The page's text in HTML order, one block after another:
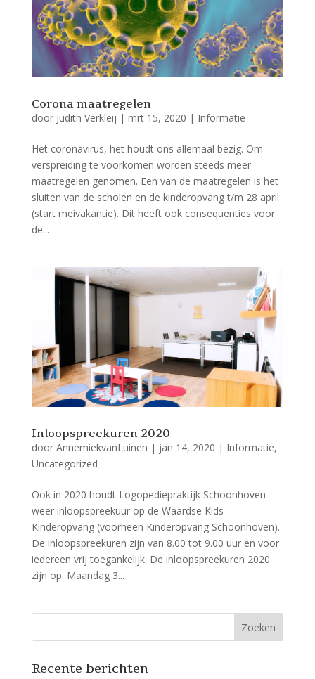
Corona maatregelen
door Judith Verkleij | mrt 15, 2020 | Informatie
Het coronavirus, het houdt ons allemaal bezig. Om
verspreiding te voorkomen worden steeds meer
maatregelen genomen. Een van de maatregelen is het
sluiten van de scholen en de kinderopvang t/m 28 april
(start meivakantie). Dit heeft ook consequenties voor
de...
Inloopspreekuren 2020
door AnnemiekvanLuinen | jan 14, 2020 | Informatie,
Uncategorized
Ook in 2020 houdt Logopediepraktijk Schoonhoven
weer inloopspreekuur op de Waardse Kids
Kinderopvang (voorheen Kinderopvang Schoonhoven).
De inloopspreekuren zijn van 8.00 tot 9.00 uur en voor
iedereen vrij toegankelijk. De inloopspreekuren 2020
zijn op: Maandag 3...
Recente berichten